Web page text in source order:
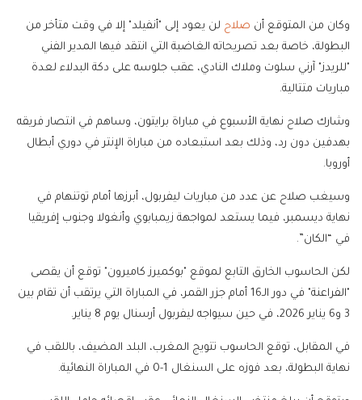
وكان من المتوقع أن صلاح لن يعود إلى "أنفيلد" إلا في وقت متأخر من
البطولة، خاصة بعد تصريحاته الغاضبة التي انتقد فيها المدير الفني
"للريدز" آرني سلوت وملاك النادي، عقب جلوسه على دكة البدلاء لعدة
مباريات متتالية.
وشارك صلاح نهاية الأسبوع في مباراة برايتون، وساهم في انتصار فريقه
بهدفين دون رد، وذلك بعد استبعاده من مباراة الإنتر في دوري أبطال
أوروبا.
وسيغب صلاح عن عدد من مباريات ليفربول، أبرزها أمام توتنهام في
نهاية ديسمبر، فيما يستعد لمواجهة زيمبابوي وأنغولا وجنوب إفريقيا
في “الكان”.
لكن الحاسوب الخارق التابع لموقع "بوكميرز كاميرون" توقع أن يقصى
"الفراعنة" في دور الـ16 أمام جزر القمر، في المباراة التي يرتقب أن تقام بين
3 و6 يناير 2026، في حين سيواجه ليفربول أرسنال يوم 8 يناير.
في المقابل، توقع الحاسوب تتويج المغرب، البلد المضيف، باللقب في
نهاية البطولة، بعد فوزه على السنغال 1-0 في المباراة النهائية.